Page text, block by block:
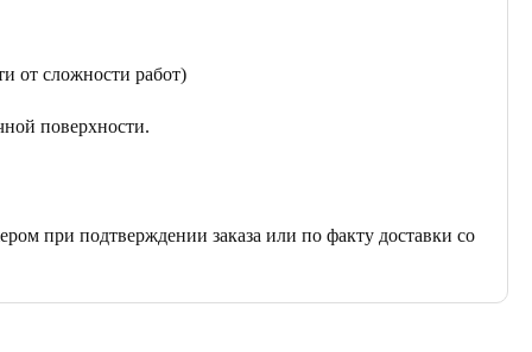
от сложности работ)
поверхности.
при подтверждении заказа или по факту доставки со